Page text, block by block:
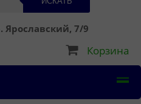
Ярославский, 7/9
Корзина